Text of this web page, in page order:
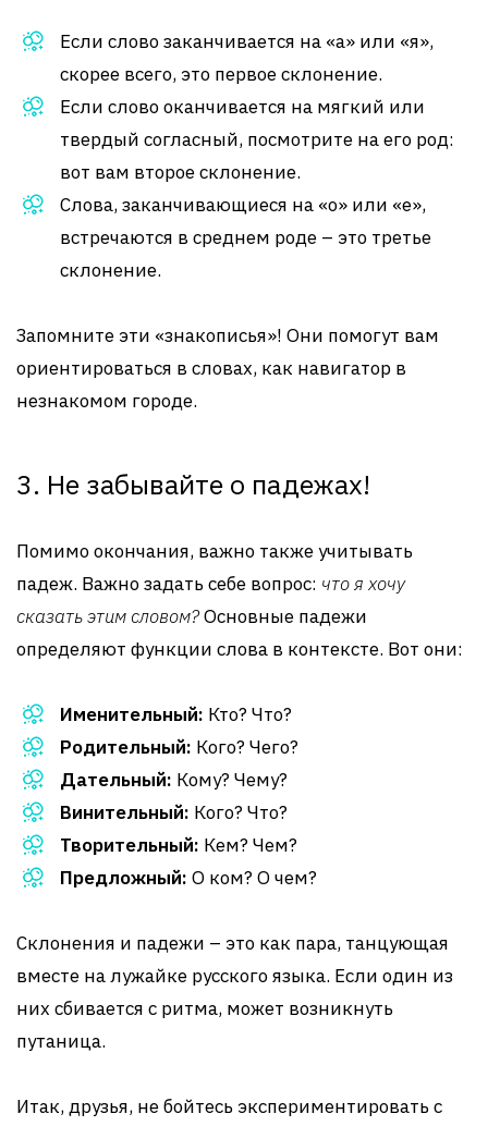
Если слово заканчивается на «а» или «я»,
скорее всего, это первое склонение.
Если слово оканчивается на мягкий или
твердый согласный, посмотрите на его род:
вот вам второе склонение.
Слова, заканчивающиеся на «о» или «е»,
встречаются в среднем роде – это третье
склонение.
Запомните эти «знакописья»! Они помогут вам
ориентироваться в словах, как навигатор в
незнакомом городе.
3. Не забывайте о падежах!
Помимо окончания, важно также учитывать
падеж. Важно задать себе вопрос: что я хочу
сказать этим словом?Основные падежи
определяют функции слова в контексте. Вот они:
Именительный: Кто? Что?
Родительный: Кого? Чего?
Дательный: Кому? Чему?
Винительный: Кого? Что?
Творительный: Кем? Чем?
Предложный: О ком? О чем?
Склонения и падежи – это как пара, танцующая
вместе на лужайке русского языка. Если один из
них сбивается с ритма, может возникнуть
путаница.
Итак, друзья, не бойтесь экспериментировать с